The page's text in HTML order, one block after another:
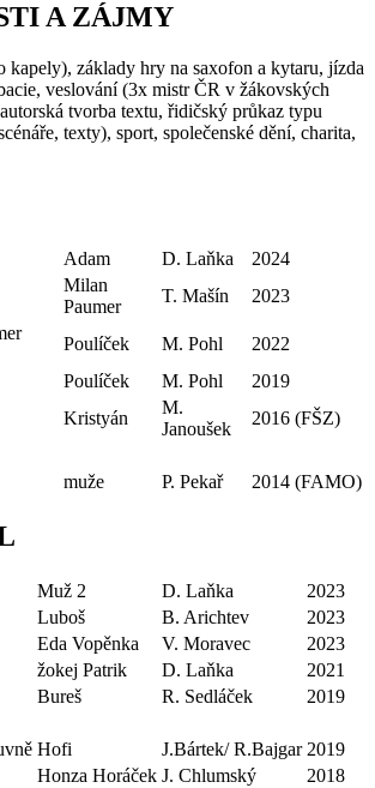
A ZÁJMY
kapely), základy hry na saxofon a kytaru, jízda
veslování (3x mistr ČR v žákovských
tvorba textu, řidičský průkaz typu
texty), sport, společenské dění, charita,
Adam D. Laňka
2024
Milan
Paumer
T. Mašín
2023
Poulíček M. Pohl
2022
Poulíček M. Pohl
2019
Kristyán
M.
Janoušek
2016 (FŠZ)
muže P. Pekař 2014 (FAMO)
Muž 2 D. Laňka
2023
Luboš B. Arichtev
2023
Eda Vopěnka V. Moravec
2023
žokej Patrik D. Laňka
2021
Bureš R. Sedláček
2019
Hofi J.Bártek/ R.Bajgar 2019
Honza Horáček J. Chlumský
2018